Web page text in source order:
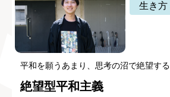
生き方
平和を願うあまり、思考の沼で絶望する
絶望型平和主義